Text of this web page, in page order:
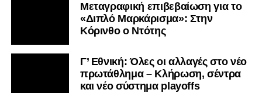
Μεταγραφική επιβεβαίωση για το
«Διπλό Μαρκάρισμα»: Στην
Κόρινθο ο Ντότης
Γ’ Εθνική: Όλες οι αλλαγές στο νέο
πρωτάθλημα – Κλήρωση, σέντρα
και νέο σύστημα playoffs